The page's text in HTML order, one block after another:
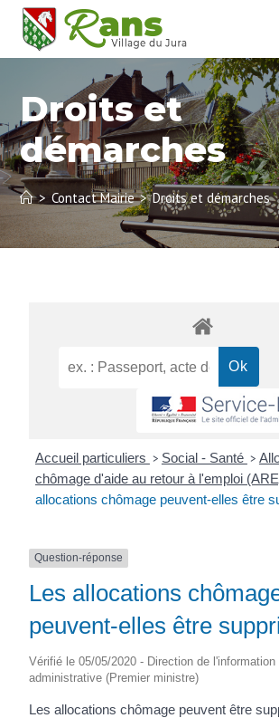
Droits et
démarches
> Contact Mairie > Droits et démarches
Accueil particuliers > Social - Santé >
chômage d'aide au retour à l'emploi
allocations chômage peuvent-elles être
Question-réponse
Les allocations
peuvent-elles être
Vérifié le 05/05/2020 - Direction de l'information
administrative (Premier ministre)
Les allocations chômage peuvent être